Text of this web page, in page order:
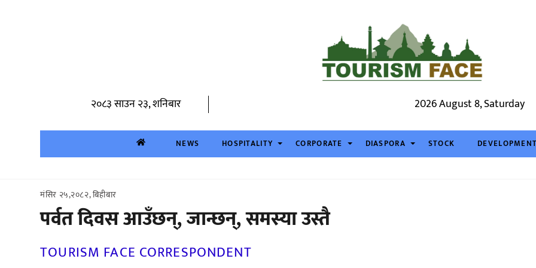
२०८३ साउन २३, शनिबार 2026 August 8, Saturday
NEWS HOSPITALITY CORPORATE DIASPORA STOCK DEVELOPMENT
मंसिर २५,२०८२, बिहीबार
पर्वत दिवस आउँछन्, जान्छन्, समस्या उस्तै
TOURISM FACE CORRESPONDENT